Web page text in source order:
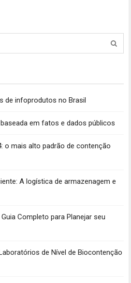
de infoprodutos no Brasil
em fatos e dados públicos
o mais alto padrão de contenção
A logística de armazenagem e
Completo para Planejar seu
de Nível de Biocontenção